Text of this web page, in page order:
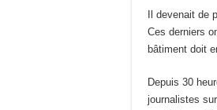
Il devenait
Ces derniers
bâtiment doit
Depuis 30
journalistes